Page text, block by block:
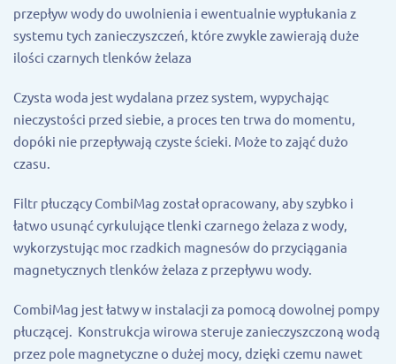
przepływ wody do uwolnienia i ewentualnie wypłukania z
systemu tych zanieczyszczeń, które zwykle zawierają duże
ilości czarnych tlenków żelaza
Czysta woda jest wydalana przez system, wypychając
nieczystości przed siebie, a proces ten trwa do momentu,
dopóki nie przepływają czyste ścieki. Może to zająć dużo
czasu.
Filtr płuczący CombiMag został opracowany, aby szybko i
łatwo usunąć cyrkulujące tlenki czarnego żelaza z wody,
wykorzystując moc rzadkich magnesów do przyciągania
magnetycznych tlenków żelaza z przepływu wody.
CombiMag jest łatwy w instalacji za pomocą dowolnej pompy
płuczącej. Konstrukcja wirowa steruje zanieczyszczoną wodą
przez pole magnetyczne o dużej mocy, dzięki czemu nawet